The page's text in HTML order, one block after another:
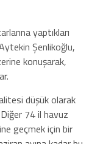
yaptıkları
Şenlikoğlu,
konuşarak,
düşük olarak
74 il havuz
geçmek için bir